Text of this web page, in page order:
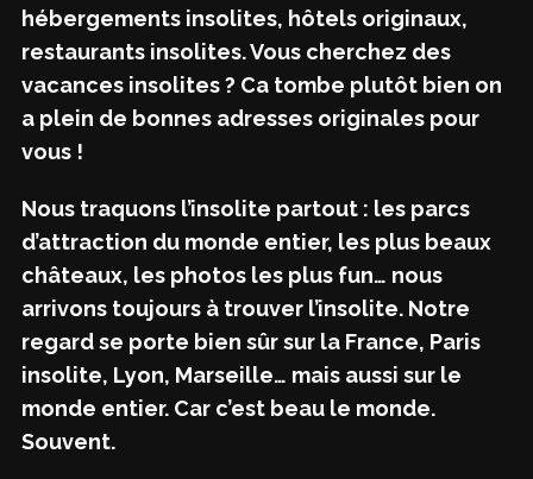
hébergements insolites, hôtels originaux,
restaurants insolites. Vous cherchez des
vacances insolites ? Ca tombe plutôt bien on
a plein de bonnes adresses originales pour
vous !
Nous traquons l’insolite partout : les parcs
d’attraction du monde entier, les plus beaux
châteaux, les photos les plus fun… nous
arrivons toujours à trouver l’insolite. Notre
regard se porte bien sûr sur la France, Paris
insolite, Lyon, Marseille… mais aussi sur le
monde entier. Car c’est beau le monde.
Souvent.